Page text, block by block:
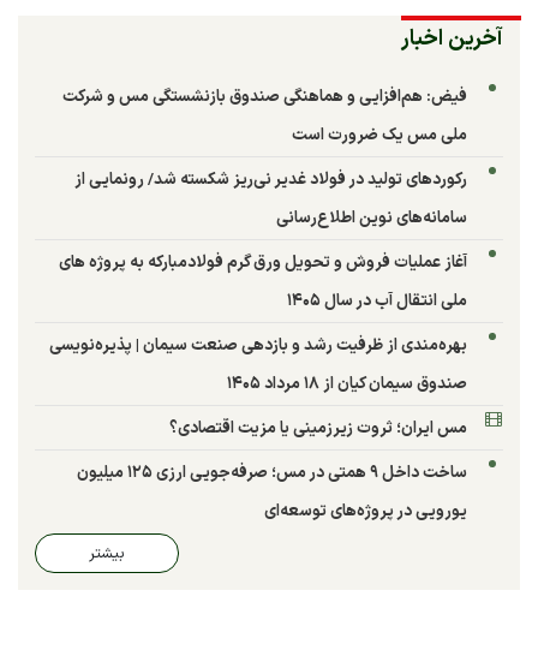
آخرین اخبار
فیض: هم‌افزایی و هماهنگی صندوق بازنشستگی مس و شرکت
ملی مس یک ضرورت است
رکوردهای تولید در فولاد غدیر نی‌ریز شکسته شد/ رونمایی از
سامانه‌های نوین اطلاع‌رسانی
آغاز عملیات فروش و تحویل ورق گرم فولادمبارکه به پروژه های
ملی انتقال آب در سال ۱۴۰۵
بهره‌مندی از ظرفیت رشد و بازدهی صنعت سیمان | پذیره‌نویسی
صندوق سیمان کیان از ۱۸ مرداد ۱۴۰۵
مس ایران؛ ثروت زیرزمینی یا مزیت اقتصادی؟
ساخت داخل ۹ همتی در مس؛ صرفه‌جویی ارزی ۱۲۵ میلیون
یورویی در پروژه‌های توسعه‌ای
بیشتر